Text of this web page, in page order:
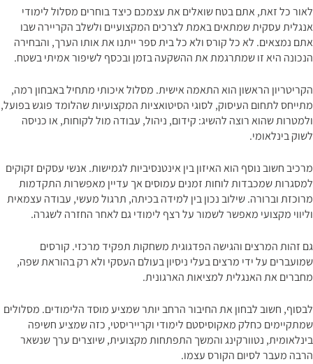
לאור כל זאת, אתם בטח שואלים את עצמכם כיצד בוחרים מסלול לימודי
אנגלית עסקית שמתאים באמת לצרכים המקצועיים ולשלב הקריירה שבו
אתם נמצאים. לא כל קורס ולא כל בית ספר ייתנו את אותו הערך, והבחירה
הנכונה היא זו שמתרגמת את ההשקעה בזמן ובכסף לשיפור אמיתי בשטח.
הקריטריון הראשון הוא התאמה אישית. מסלול איכותי מתחיל באבחון רמה,
מתייחס לתחום העיסוק, לסוגי הסיטואציות המקצועיות שהלומד פוגש בפועל,
ולמטרות שהוא רוצה להשיג: קידום, ניהול, עבודה מול לקוחות, או כניסה
לשוק בינלאומי.
מרכיב חשוב נוסף הוא האיזון בין אינטנסיביות לגמישות. אנשי עסקים זקוקים
למסגרות שמכבדות לוחות זמנים עמוסים אך עדיין מאפשרות התקדמות
מרוכזת וברורה. שילוב נכון בין למידה בכיתה, תרגול מעשי, עבודה עצמאית
וליווי מקצועי מאפשר לשמור על רצף לימודי גם לאחר החזרה לשגרה.
גם זהות המרצים והגישה הפדגוגית משחקות תפקיד מרכזי. קורסים
שמועברים על ידי מרצים בעלי ניסיון בעולם העסקי ולא רק בהוראת שפה,
מחברים את האנגלית למציאות הארגונית.
לבסוף, חשוב לבחון את החיבור הרחב יותר שמציע מוסד הלימודים. מסלולים
שמתקיימים כחלק מאקוסיסטם לימודי וקרייריסטי, כזה שמציע חשיפה
בינלאומית, נטוורקינג והמשך התפתחות מקצועית, שיוצרים ערך שנשאר
הרבה מעבר לסיום הקורס עצמו.